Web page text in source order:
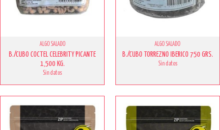
ALGO SALADO
B./CUBO COCTEL CELEBRITY PICANTE
1,500 KG.
Sin datos
ALGO SALADO
B./CUBO TORREZNO IBERICO 750 GRS.
Sin datos